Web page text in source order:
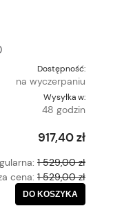
Dostępność:
na wyczerpaniu
Wysyłka w:
48 godzin
917,40 zł
1 529,00 zł
cena: 1 529,00 zł
DO KOSZYKA